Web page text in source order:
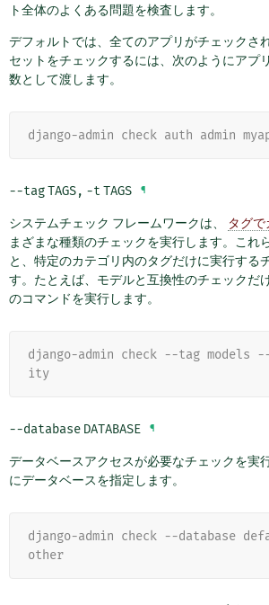
ト全体のよくある問題を検査します。
デフォルトでは、全てのアプリがチェックさ
セットをチェックするには、次のようにアプ
数として渡します。
django-admin check auth admin
--tagTAGS, -t TAGS ¶
システムチェック フレームワークは、 タグ
まざまな種類のチェックを実行します。これ
と、特定のカテゴリ内のタグだけに実行する
す。たとえば、モデルと互換性のチェックだ
のコマンドを実行します。
django-admin check --tag models
ity
--database DATABASE ¶
データベースアクセスが必要なチェックを実
にデータベースを指定します。
django-admin check --database
other